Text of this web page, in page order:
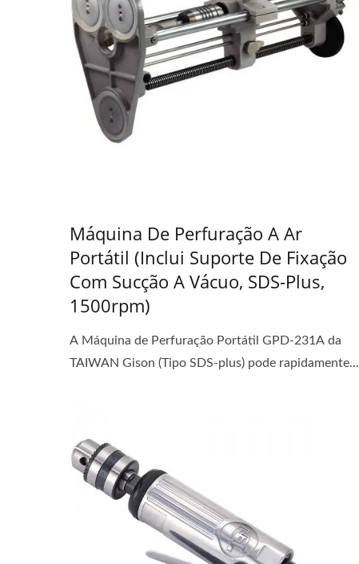
Máquina De Perfuração A Ar
Portátil (inclui Suporte De Fixação
Com Sucção A Vácuo, SDS-Plus,
1500rpm)
A Máquina de Perfuração Portátil GPD-231A da
TAIWAN Gison (Tipo SDS-plus) pode rapidamente...